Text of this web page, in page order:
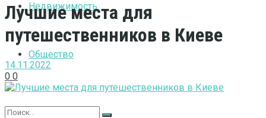
Недвижимость
Общество
Лучшие места для
путешественников в Киеве
14.11.2022
0 0